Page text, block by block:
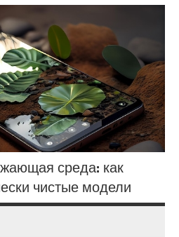
среда: как
чистые модели